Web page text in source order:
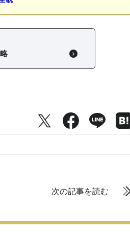
次の記事を読む